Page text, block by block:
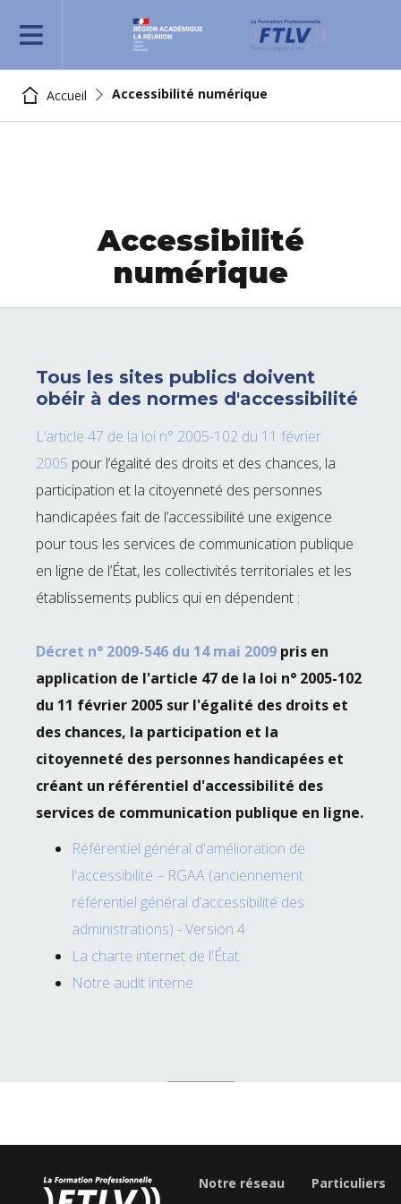
REJOIGNEZ-NOUS
Accueil Accessibilité numérique
Accessibilité
numérique
Tous les sites publics doivent
obéir à des normes d'accessibilité
L’article 47 de la loi n° 2005-102 du 11 février
2005 pour l’égalité des droits et des chances, la
participation et la citoyenneté des personnes
handicapées fait de l’accessibilité une exigence
pour tous les services de communication publique
en ligne de l’État, les collectivités territoriales et les
établissements publics qui en dépendent :
Décret n° 2009-546 du 14 mai 2009 pris en
application de l'article 47 de la loi n° 2005-102
du 11 février 2005 sur l'égalité des droits et
des chances, la participation et la
citoyenneté des personnes handicapées et
créant un référentiel d'accessibilité des
services de communication publique en ligne.
Référentiel général d'amélioration de
l'accessibilité – RGAA (anciennement
référentiel général d’accessibilité des
administrations) - Version 4
La charte internet de l'État
Notre audit interne
Notre réseau Particuliers